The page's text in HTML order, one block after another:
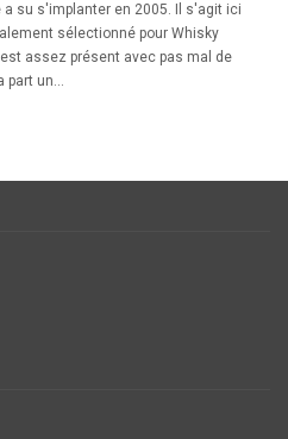
su s'implanter en 2005. Il s'agit ici
sélectionné pour Whisky
assez présent avec pas mal de
part un...